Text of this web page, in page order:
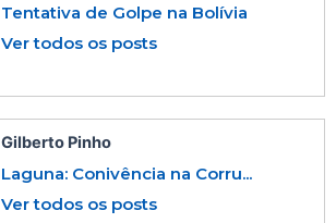
Tentativa de Golpe na Bolívia
Ver todos os posts
Gilberto Pinho
Laguna: Conivência na Corru...
Ver todos os posts